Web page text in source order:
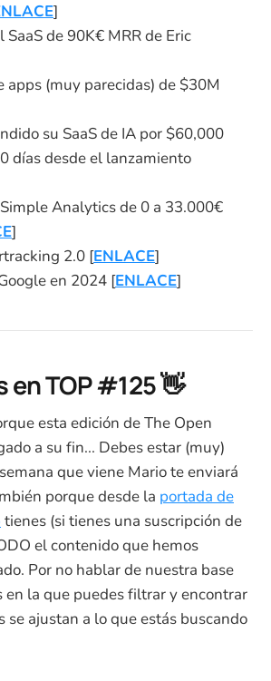
]
SaaS de 90K€ MRR de Eric
apps (muy parecidas) de $30M
su SaaS de IA por $60,000
días desde el lanzamiento
Analytics de 0 a 33.000€
]
2.0 [ENLACE]
en 2024 [ENLACE]
en TOP #125 👋
esta edición de The Open
a su fin... Debes estar (muy)
que viene Mario te enviará
porque desde la portada de
tienes (si tienes una suscripción de
el contenido que hemos
Por no hablar de nuestra base
en la que puedes filtrar y encontrar
se ajustan a lo que estás buscando